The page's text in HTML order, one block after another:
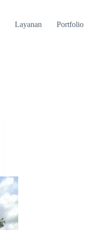
Layanan Portfolio